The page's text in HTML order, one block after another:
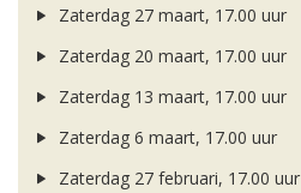
Zaterdag 27 maart, 17.00 uur
Zaterdag 20 maart, 17.00 uur
Zaterdag 13 maart, 17.00 uur
Zaterdag 6 maart, 17.00 uur
Zaterdag 27 februari, 17.00 uur